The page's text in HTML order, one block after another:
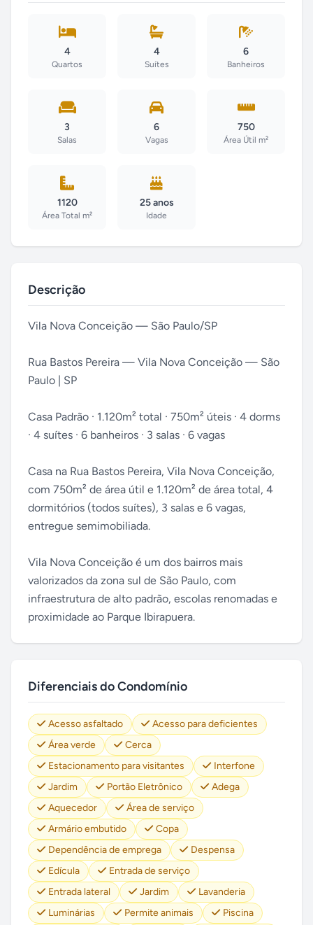
4
Quartos
4
Suítes
6
Banheiros
3
Salas
6
Vagas
750
Área Útil m²
1120
Área Total m²
25 anos
Idade
Descrição
Vila Nova Conceição — São Paulo/SP
Rua Bastos Pereira — Vila Nova Conceição — São
Paulo | SP
Casa Padrão · 1.120m² total · 750m² úteis · 4 dorms
· 4 suítes · 6 banheiros · 3 salas · 6 vagas
Casa na Rua Bastos Pereira, Vila Nova Conceição,
com 750m² de área útil e 1.120m² de área total, 4
dormitórios (todos suítes), 3 salas e 6 vagas,
entregue semimobiliada.
Vila Nova Conceição é um dos bairros mais
valorizados da zona sul de São Paulo, com
infraestrutura de alto padrão, escolas renomadas e
proximidade ao Parque Ibirapuera.
Diferenciais do Condomínio
Acesso asfaltado
Acesso para deficientes
Área verde
Cerca
Estacionamento para visitantes
Interfone
Jardim
Portão Eletrônico
Adega
Aquecedor
Área de serviço
Armário embutido
Copa
Dependência de emprega
Despensa
Edícula
Entrada de serviço
Entrada lateral
Jardim
Lavanderia
Luminárias
Permite animais Piscina